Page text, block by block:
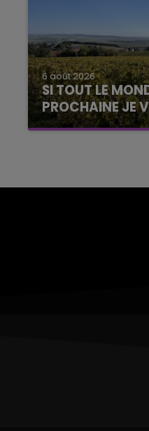
6 août 2026
SI TOUT LE
PROCHAINE JE
La vendange en